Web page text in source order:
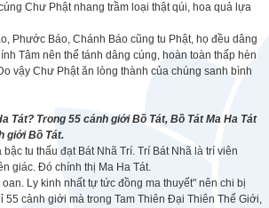
Chư Phật nhang trầm loại thật qúi, hoa quả lựa
Phước Báo, Chánh Báo cũng tu Phật, họ đều dâng
Tâm nên thể tánh dâng cúng, hoàn toàn thấp hèn
vậy Chư Phật ăn lòng thành của chúng sanh bình
Tát? Trong 55 cảnh giới Bồ Tát, Bồ Tát Ma Ha Tát
giới Bồ Tát.
tu thấu đạt Bát Nhã Trí. Trí Bát Nhã là trí viên
giác. Đó chính thị Ma Ha Tát.
Ly kinh nhất tự tức đồng ma thuyết" nên chi bị
55 cảnh giới mà trong Tam Thiên Đại Thiên Thế Giới,